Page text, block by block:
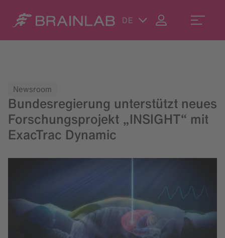
DE
Newsroom
Bundesregierung unterstützt neues
Forschungsprojekt „INSIGHT“ mit
ExacTrac Dynamic